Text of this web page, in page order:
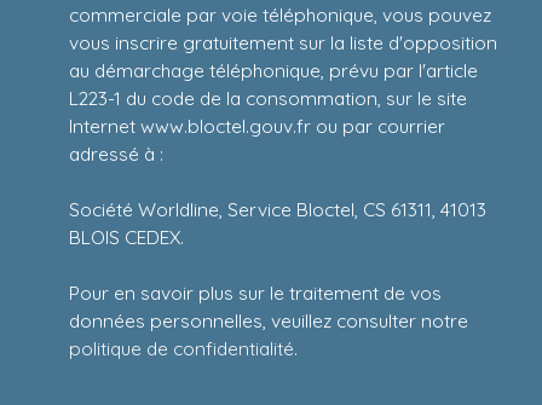
commerciale par voie téléphonique, vous pouvez
vous inscrire gratuitement sur la liste d'opposition
au démarchage téléphonique, prévu par l'article
L223-1 du code de la consommation, sur le site
Internet www.bloctel.gouv.fr ou par courrier
adressé à :
Société Worldline, Service Bloctel, CS 61311, 41013
BLOIS CEDEX.
Pour en savoir plus sur le traitement de vos
données personnelles, veuillez consulter notre
politique de confidentialité.